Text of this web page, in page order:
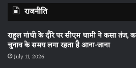
राजनीति
राहुल गांधी के दौरे पर सीएम धामी ने कसा तंज,
चुनाव के समय लगा रहता है आना-जाना
July 11, 2026